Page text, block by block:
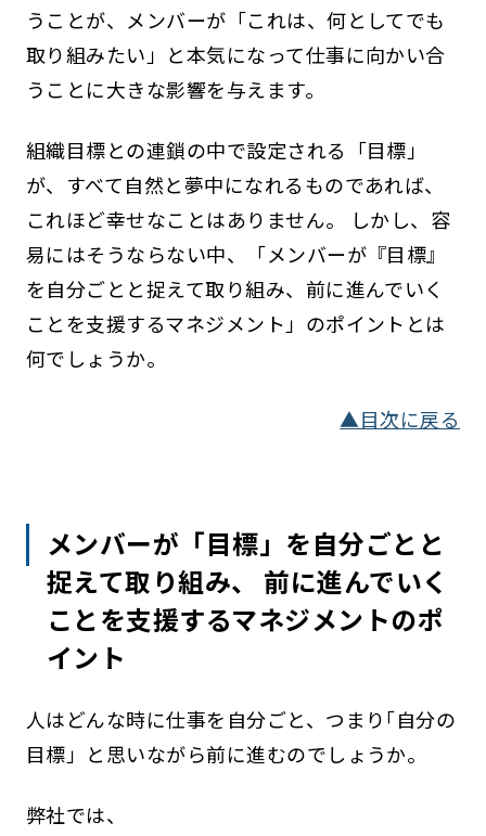
うことが、メンバーが「これは、何としてでも
取り組みたい」と本気になって仕事に向かい合
うことに大きな影響を与えます。
組織目標との連鎖の中で設定される「目標」
が、すべて自然と夢中になれるものであれば、
これほど幸せなことはありません。 しかし、容
易にはそうならない中、「メンバーが『目標』
を自分ごとと捉えて取り組み、前に進んでいく
ことを支援するマネジメント」のポイントとは
何でしょうか。
▲目次に戻る
メンバーが「目標」を自分ごとと
捉えて取り組み、 前に進んでいく
ことを支援するマネジメントのポ
イント
人はどんな時に仕事を自分ごと、つまり｢自分の
目標」と思いながら前に進むのでしょうか。
弊社では、